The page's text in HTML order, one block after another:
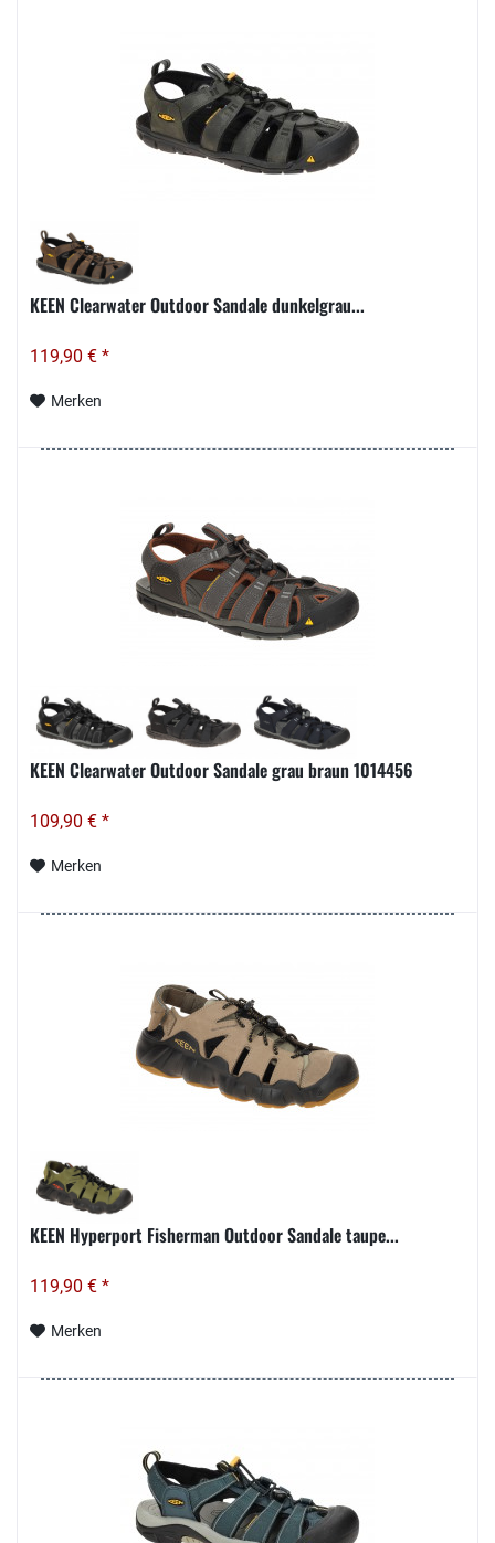
KEEN Clearwater Outdoor Sandale dunkelgrau...
119,90 € *
Merken
KEEN Clearwater Outdoor Sandale grau braun 1014456
109,90 € *
Merken
KEEN Hyperport Fisherman Outdoor Sandale taupe...
119,90 € *
Merken